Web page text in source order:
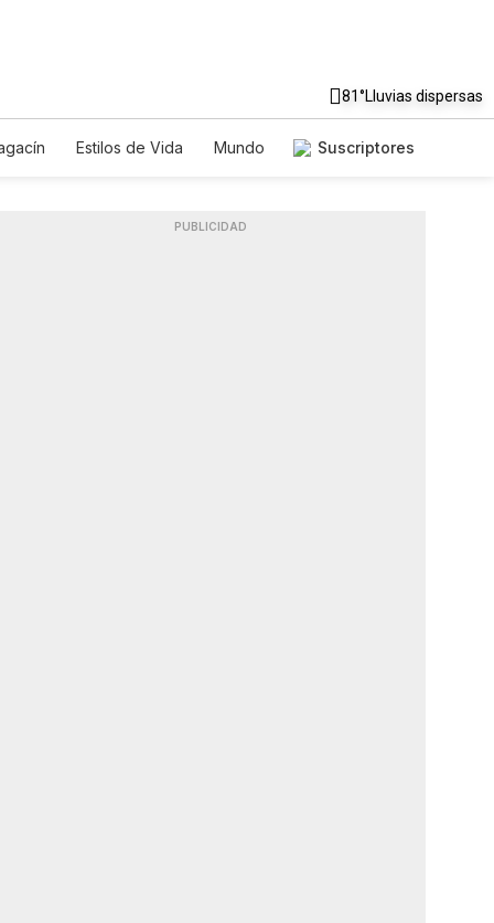
81°Lluvias dispersas
Estilos de Vida
Mundo
Suscriptores
PUBLICIDAD